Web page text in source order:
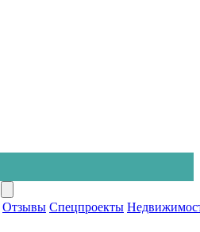
Отзывы Спецпроекты